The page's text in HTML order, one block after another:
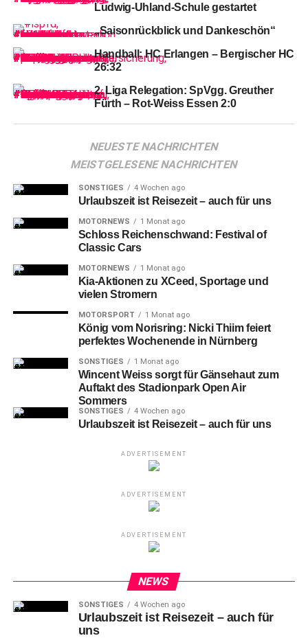
Die Nürnberg Falcons befinden
sich weiter im freien Fall.
sie im Stande wären, erneut lagen sie zwischenzeitlich
deutlich zurück, erneut mussten sie am Ende das Feld als
Verlierer verlassen.
mit Basti Doreth, Tim Köpple, Anthony Gaines, Julius Wolf
Beginn kaum zur Entfaltung kommen, spielte schnell nach
vorne und führte nach einem erfolgreichen Dreier von
Ludwig-Uhland-Schule gestartet
„Saisonrückblick und Dankeschön“
Handball: HC Erlangen – Bergischer HC
26:32
2. Liga Relegation: SpVgg. Greuther
Fürth – Rot-Weiss Essen 2:0
NEUESTE NACHRICHTEN
MEISTGELESENE NACHRICHTEN
SONSTIGES 4 Wochen ago
Urlaubszeit ist Reisezeit – auch für uns
MOTORNEWS 1 Monat ago
Schloss Reichenschwand: Festival of
Classic Cars
MOTORNEWS 1 Monat ago
Kia-Aktionen zu XCeed, Sportage und
vielen Stromern
MOTORSPORT 1 Monat ago
König vom Norisring: Nicki Thiim feiert
perfektes Wochenende in Nürnberg
SONSTIGES 1 Monat ago
Wincent Weiss sorgt für Gänsehaut zum
Auftakt des Stadionpark Open Air
Sommers
SONSTIGES 4 Wochen ago
Urlaubszeit ist Reisezeit – auch für uns
ADVERTISEMENT
ADVERTISEMENT
ADVERTISEMENT
NEWS
SONSTIGES 4 Wochen ago
Urlaubszeit ist Reisezeit – auch für
uns